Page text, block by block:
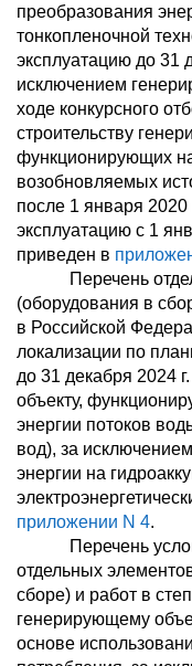
преобразования
тонкопленочной
эксплуатацию до 31
исключением
ходе конкурсного
строительству
функционирующих
возобновляемых
после 1 января 2020
эксплуатацию с 1
приведен в
Перечень
(оборудования в
в Российской
локализации по
до 31 декабря 2024
объекту,
энергии потоков
вод), за
энергии на
приложении N 4.
Перечень
отдельных
сборе) и работ в
генерирующему
основе